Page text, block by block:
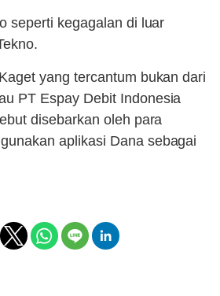
seperti kegagalan di luar
yang tercantum bukan dari
PT Espay Debit Indonesia
disebarkan oleh para
aplikasi Dana sebagai